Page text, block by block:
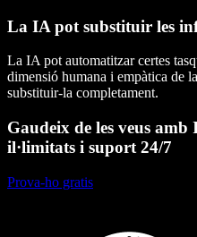
La IA pot substituir les
La IA pot automatitzar certes
dimensió humana i empàtica de
substituir-la completament.
Gaudeix de les veus amb
il·limitats i suport 24/7
Prova-ho gratis